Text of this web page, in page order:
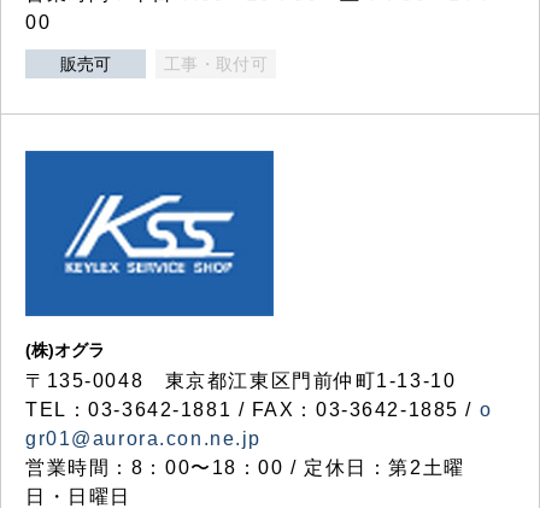
00
販売可 工事・取付可
(株)オグラ
〒135-0048 東京都江東区門前仲町1-13-10
TEL：03-3642-1881 / FAX：03-3642-1885 / o
gr01@aurora.con.ne.jp
営業時間：8：00〜18：00 / 定休日：第2土曜
日・日曜日